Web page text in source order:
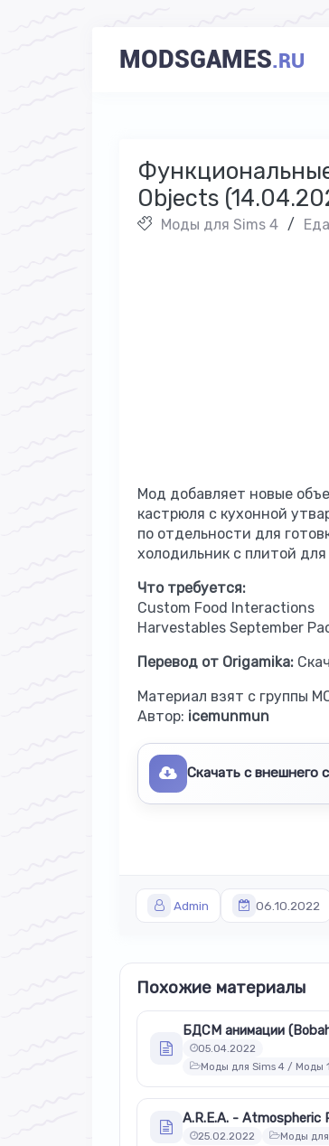
MODSGAMES.RU
Objects
Моды для Sims 4 /
Мод добавляет новые
кастрюля с кухонной
по отдельности для
холодильник с плитой для
Что требуется:
Custom Food Interactions
Harvestables September
Перевод от Origamika:
Материал взят с группы
Автор: icemunmun
Скачать с внешнего
Admin 06.10.2022
Похожие материалы
05.04.2022
Моды для Sims 4 / Моды
25.02.2022 Моды